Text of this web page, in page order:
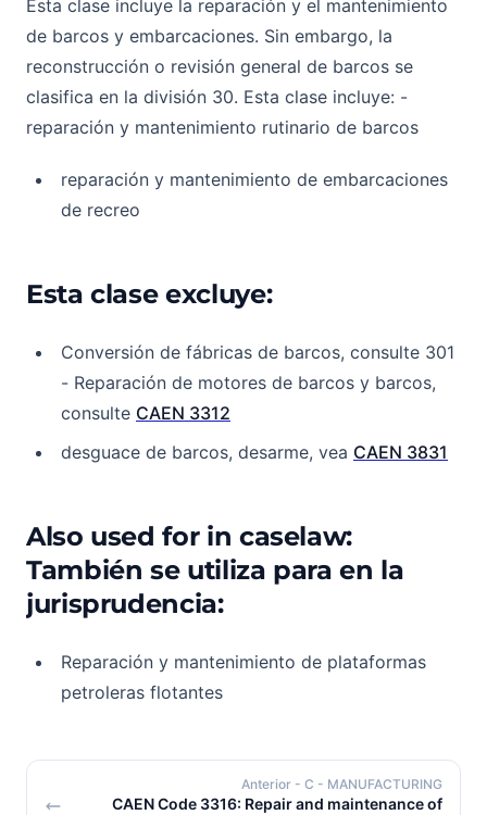
Esta clase incluye la reparación y el mantenimiento
de barcos y embarcaciones. Sin embargo, la
reconstrucción o revisión general de barcos se
clasifica en la división 30. Esta clase incluye: -
reparación y mantenimiento rutinario de barcos
reparación y mantenimiento de embarcaciones
de recreo
Esta clase excluye:
Conversión de fábricas de barcos, consulte 301
- Reparación de motores de barcos y barcos,
consulte CAEN 3312
desguace de barcos, desarme, vea CAEN 3831
Also used for in caselaw:
También se utiliza para en la
jurisprudencia:
Reparación y mantenimiento de plataformas
petroleras flotantes
Anterior - C - MANUFACTURING
CAEN Code 3316: Repair and maintenance of